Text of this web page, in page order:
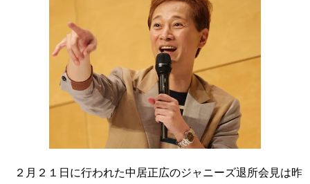
２月２１日に行われた中居正広のジャニーズ退所会見は昨